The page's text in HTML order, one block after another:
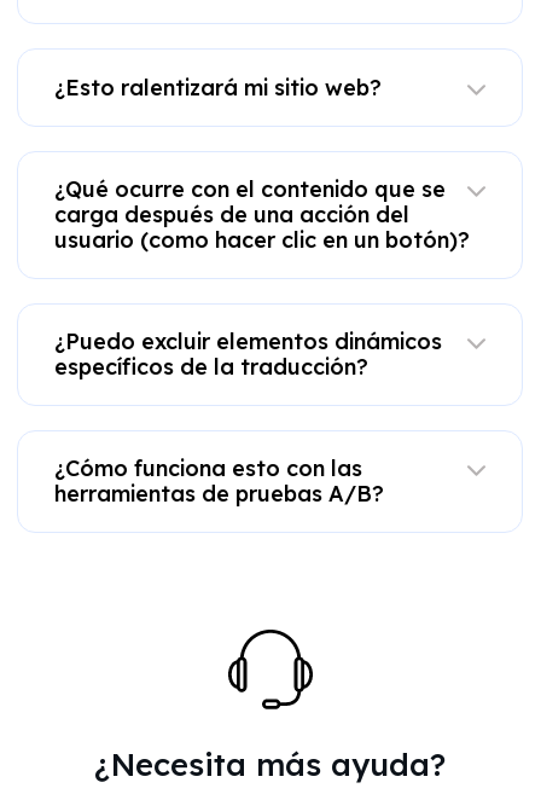
¿Esto ralentizará mi sitio web?
¿Qué ocurre con el contenido que se
carga después de una acción del
usuario (como hacer clic en un botón)?
¿Puedo excluir elementos dinámicos
específicos de la traducción?
¿Cómo funciona esto con las
herramientas de pruebas A/B?
¿Necesita más ayuda?